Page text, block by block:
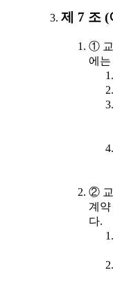
제 7 조 (
① 교
에
② 교
계약
다.